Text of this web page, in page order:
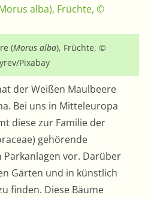
(Morus alba), Früchte, ©
Pixabay
der Weißen Maulbeere
Bei uns in Mitteleuropa
diese zur Familie der
gehörende
vor. Darüber
Gärten und in künstlich
finden. Diese Bäume